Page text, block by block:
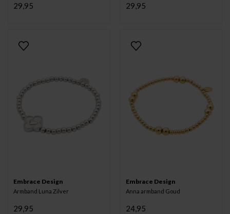
29,95 29,95
Embrace Design
Armband Luna Zilver
29,95
Embrace Design
Anna armband Goud
24,95